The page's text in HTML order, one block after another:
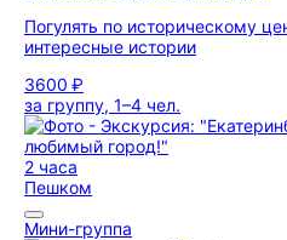
Погулять по историческому
интересные истории
3600 ₽
за группу, 1–4 чел.
2 часа
Пешком
Мини-группа